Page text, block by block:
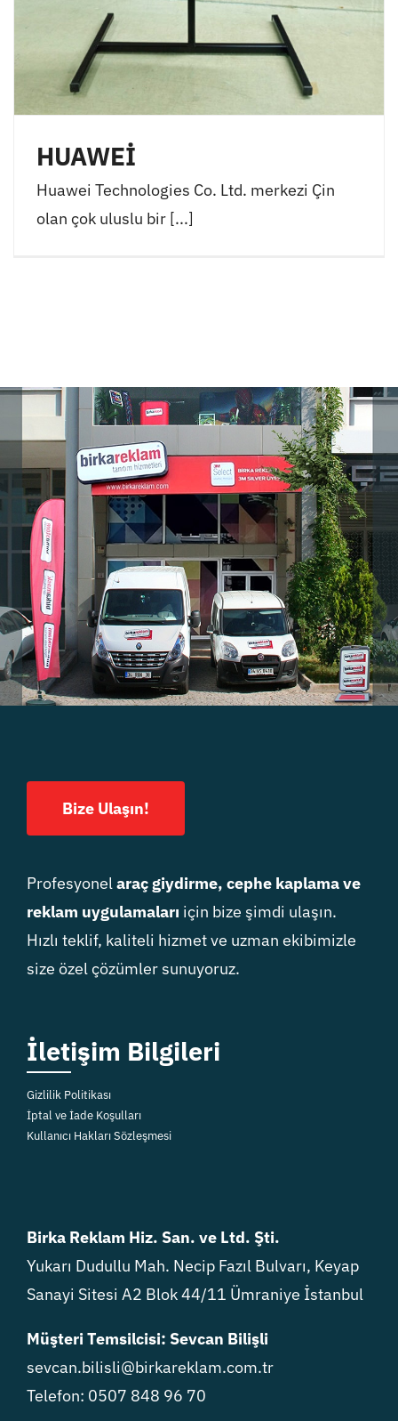
HUAWEİ
Huawei Technologies Co. Ltd. merkezi Çin
olan çok uluslu bir [...]
Bize Ulaşın!
Profesyonelaraç giydirme, cephe kaplama ve
reklam uygulamaları için bize şimdi ulaşın.
Hızlı teklif, kaliteli hizmet ve uzman ekibimizle
size özel çözümler sunuyoruz.
İletişim Bilgileri
Gizlilik Politikası
İptal ve İade Koşulları
Kullanıcı Hakları Sözleşmesi
Birka Reklam Hiz. San. ve Ltd. Şti.
Yukarı Dudullu Mah. Necip Fazıl Bulvarı, Keyap
Sanayi Sitesi A2 Blok 44/11 Ümraniye İstanbul
Müşteri Temsilcisi: Sevcan Bilişli
sevcan.bilisli@birkareklam.com.tr
Telefon: 0507 848 96 70